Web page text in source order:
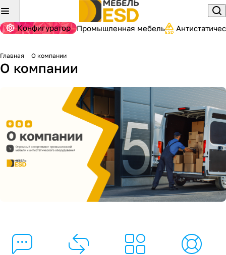
Конфигуратор Промышленная мебель
Главная О компании
О компании